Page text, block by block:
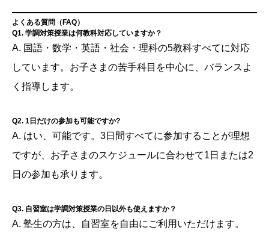
よくある質問（FAQ）
Q1. 学調対策授業は何教科対応していますか？
A. 国語・数学・英語・社会・理科の5教科すべてに対応
しています。お子さまの苦手科目を中心に、バランスよ
く指導します。
Q2. 1日だけの参加も可能ですか?
A. はい、可能です。3日間すべてに参加することが理想
ですが、お子さまのスケジュールに合わせて1日または2
日の参加も承ります。
Q3. 自習室は学調対策授業の日以外も使えますか？
A. 塾生の方は、自習室を自由にご利用いただけます。